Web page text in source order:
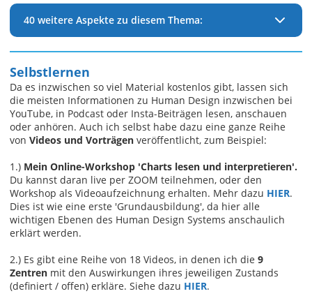
40 weitere Aspekte zu diesem Thema:
Selbstlernen
Da es inzwischen so viel Material kostenlos gibt, lassen sich
die meisten Informationen zu Human Design inzwischen bei
YouTube, in Podcast oder Insta-Beiträgen lesen, anschauen
oder anhören. Auch ich selbst habe dazu eine ganze Reihe
von Videos und Vorträgen veröffentlicht, zum Beispiel:
1.) Mein Online-Workshop 'Charts lesen und interpretieren'.
Du kannst daran live per ZOOM teilnehmen, oder den
Workshop als Videoaufzeichnung erhalten. Mehr dazu HIER.
Dies ist wie eine erste 'Grundausbildung', da hier alle
wichtigen Ebenen des Human Design Systems anschaulich
erklärt werden.
2.) Es gibt eine Reihe von 18 Videos, in denen ich die 9
Zentren mit den Auswirkungen ihres jeweiligen Zustands
(definiert / offen) erkläre. Siehe dazu HIER.